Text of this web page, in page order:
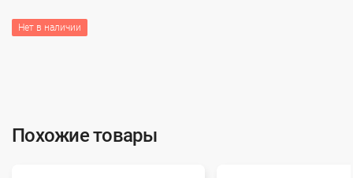
Нет в наличии
Похожие товары